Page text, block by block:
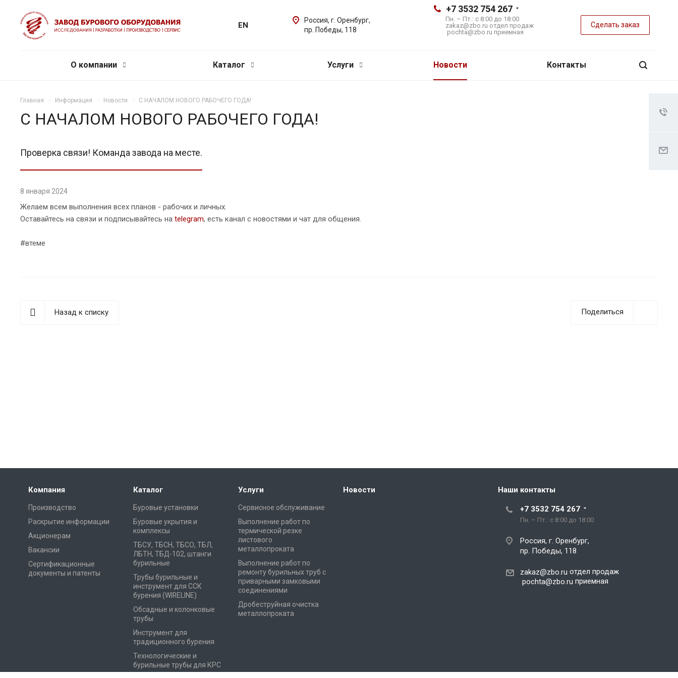
+7 3532 754 267
Пн. – Пт.: с 8:00 до 18:00
zakaz@zbo.ru отдел продаж
pochta@zbo.ru приемная
Сделать заказ
Россия, г. Оренбург,
пр. Победы, 118
EN
О компании Каталог Услуги Новости Контакты
Главная Информация Новости С НАЧАЛОМ НОВОГО РАБОЧЕГО ГОДА!
С НАЧАЛОМ НОВОГО РАБОЧЕГО ГОДА!
Проверка связи! Команда завода на месте.
8 января 2024
Желаем всем выполнения всех планов - рабочих и личных.
Оставайтесь на связи и подписывайтесь на telegram, есть канал с новостями и чат для общения.
#втеме
Поделиться
Назад к списку
Компания
Производство
Раскрытие информации
Акционерам
Вакансии
Сертификационные
документы и патенты
Каталог
Буровые установки
Буровые укрытия и
комплексы
ТБСУ, ТБСН, ТБСО, ТБЛ,
ЛБТН, ТБД-102, штанги
бурильные
Трубы бурильные и
инструмент для ССК
бурения (WIRELINE)
Обсадные и колонковые
трубы
Инструмент для
традиционного бурения
Технологические и
бурильные трубы для КРС
Услуги
Сервисное обслуживание
Выполнение работ по
термической резке
листового
металлопроката
Выполнение работ по
ремонту бурильных труб с
приварными замковыми
соединениями
Дробеструйная очистка
металлопроката
Новости Наши контакты
+7 3532 754 267
Пн. – Пт.: с 8:00 до 18:00
Россия, г. Оренбург,
пр. Победы, 118
zakaz@zbo.ru отдел продаж
pochta@zbo.ru приемная